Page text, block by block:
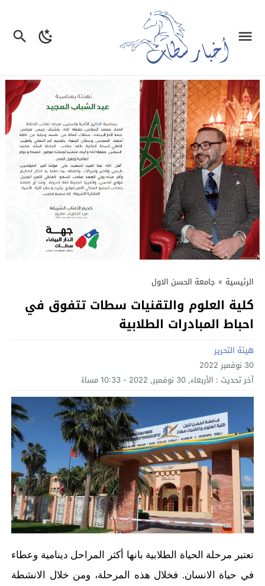
الرئيسية » جامعة الحسن الاول
كلية العلوم والتقنيات سطات تتفوق في
احباط المبادرات الطلابية
هيئة التحرير
30 نوفمبر 2022
آخر تحديث : الأربعاء, 30 نوفمبر, 2022 - 10:33 مساءً
تعتبر مرحلة الحياة الطلابية بانها أكثر المراحل دينامية وعطاء
في حياة الانسان. فخلال هذه المرحلة، ومن خلال الانشطة